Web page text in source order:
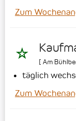
Zum
[ Am
täglich
Zum